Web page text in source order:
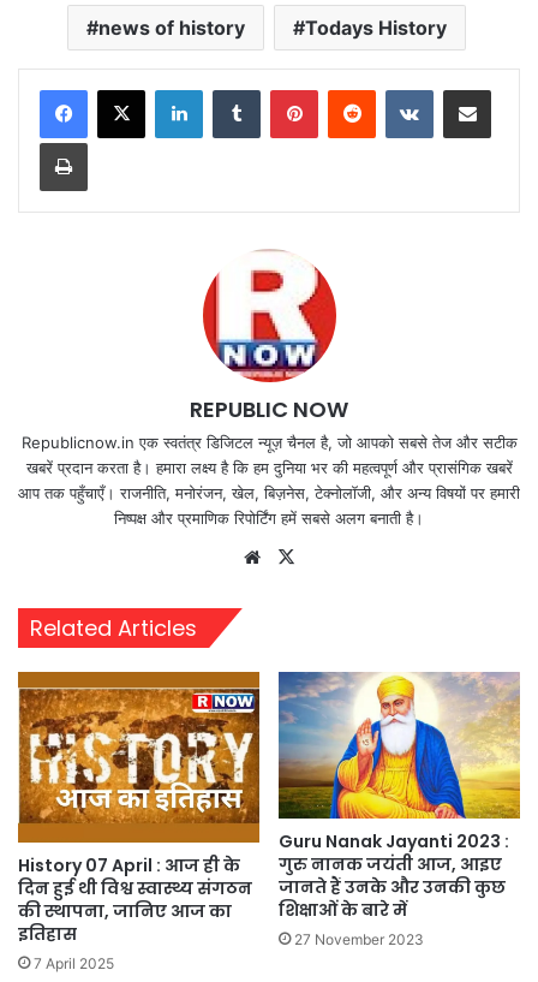
news of history Todays History
LinkedInTumblr PinterestReddit VKontakteShare via Email
Print
REPUBLIC NOW
Republicnow.in एक स्वतंत्र डिजिटल न्यूज़ चैनल है, जो आपको सबसे तेज और सटीक
खबरें प्रदान करता है। हमारा लक्ष्य है कि हम दुनिया भर की महत्वपूर्ण और प्रासंगिक खबरें
आप तक पहुँचाएँ। राजनीति, मनोरंजन, खेल, बिज़नेस, टेक्नोलॉजी, और अन्य विषयों पर हमारी
निष्पक्ष और प्रमाणिक रिपोर्टिंग हमें सबसे अलग बनाती है।
Website
Related Articles
History 07 April : आज ही के
दिन हुई थी विश्व स्वास्थ्य संगठन
की स्थापना, जानिए आज का
इतिहास
7 April 2025
Guru Nanak Jayanti 2023 :
गुरु नानक जयंती आज, आइए
जानते हैं उनके और उनकी कुछ
शिक्षाओं के बारे में
27 November 2023